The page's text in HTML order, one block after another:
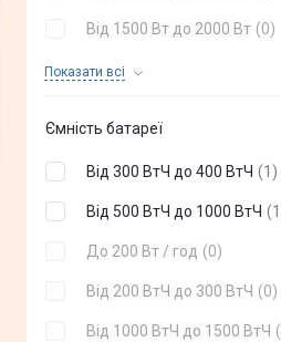
Від 1500 Вт до 2000 Вт (0)
Показати всiПонад 2000 Вт
Ємність батареї
Від 300 ВтЧ до 400 ВтЧ (1 )
Від 500 ВтЧ до 1000 ВтЧ (1
До 200 Вт / год (0)
Від 200 ВтЧ до 300 ВтЧ (0)
Від 1000 ВтЧ до 1500 ВтЧ (